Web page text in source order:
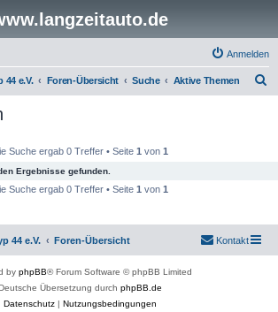
Anmelden
44 e.V. Foren-Übersicht Suche Aktive Themen
Suche ergab 0 Treffer • Seite 1 von 1
Ergebnisse gefunden.
Suche ergab 0 Treffer • Seite 1 von 1
44 e.V. Foren-Übersicht Kontakt
by phpBB® Forum Software © phpBB Limited
Übersetzung durch phpBB.de
Datenschutz| Nutzungsbedingungen